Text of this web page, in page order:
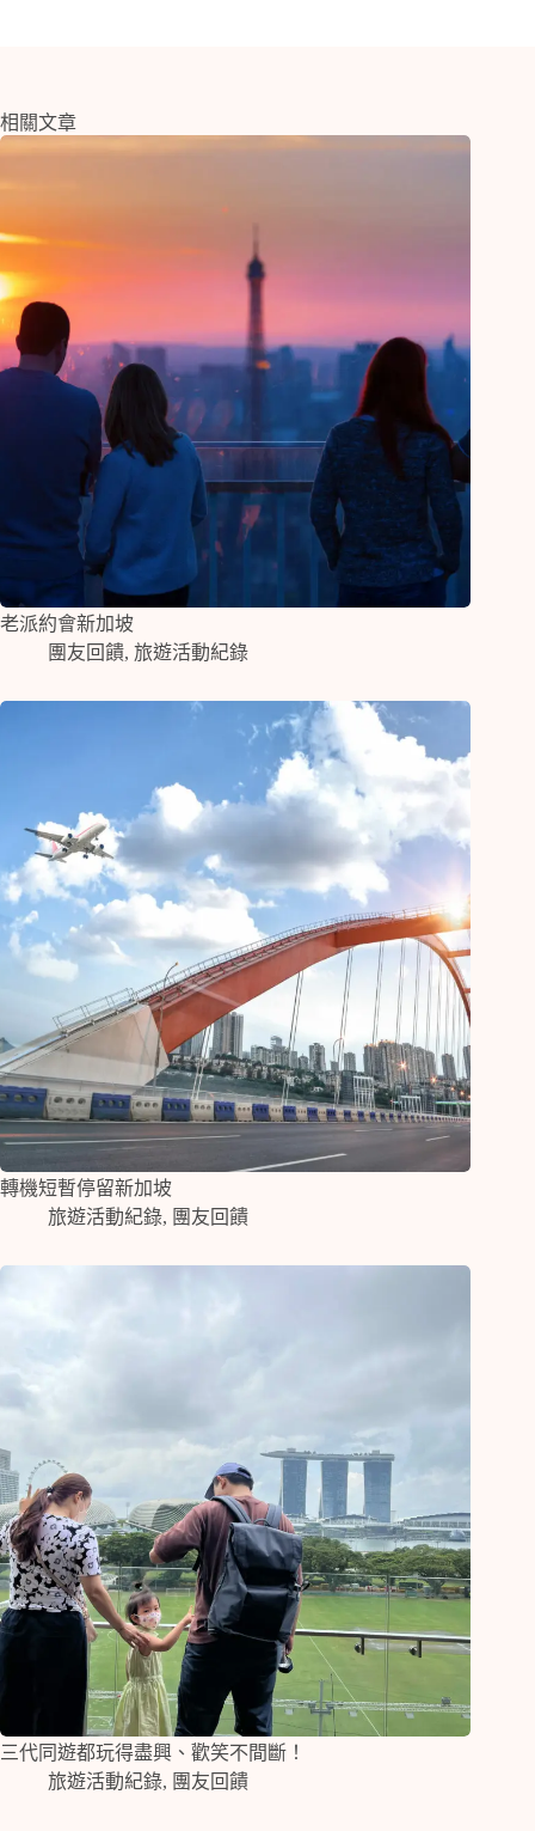
相關文章
老派約會新加坡
團友回饋, 旅遊活動紀錄
轉機短暫停留新加坡
旅遊活動紀錄, 團友回饋
三代同遊都玩得盡興、歡笑不間斷！
旅遊活動紀錄, 團友回饋